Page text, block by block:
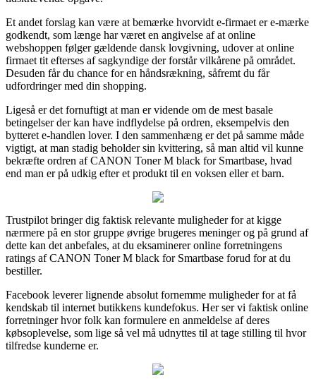
Et andet forslag kan være at bemærke hvorvidt e-firmaet er e-mærke
godkendt, som længe har været en angivelse af at online
webshoppen følger gældende dansk lovgivning, udover at online
firmaet tit efterses af sagkyndige der forstår vilkårene på området.
Desuden får du chance for en håndsrækning, såfremt du får
udfordringer med din shopping.
Ligeså er det fornuftigt at man er vidende om de mest basale
betingelser der kan have indflydelse på ordren, eksempelvis den
bytteret e-handlen lover. I den sammenhæng er det på samme måde
vigtigt, at man stadig beholder sin kvittering, så man altid vil kunne
bekræfte ordren af CANON Toner M black for Smartbase, hvad
end man er på udkig efter et produkt til en voksen eller et barn.
Trustpilot bringer dig faktisk relevante muligheder for at kigge
nærmere på en stor gruppe øvrige brugeres meninger og på grund af
dette kan det anbefales, at du eksaminerer online forretningens
ratings af CANON Toner M black for Smartbase forud for at du
bestiller.
Facebook leverer lignende absolut fornemme muligheder for at få
kendskab til internet butikkens kundefokus. Her ser vi faktisk online
forretninger hvor folk kan formulere en anmeldelse af deres
købsoplevelse, som lige så vel må udnyttes til at tage stilling til hvor
tilfredse kunderne er.